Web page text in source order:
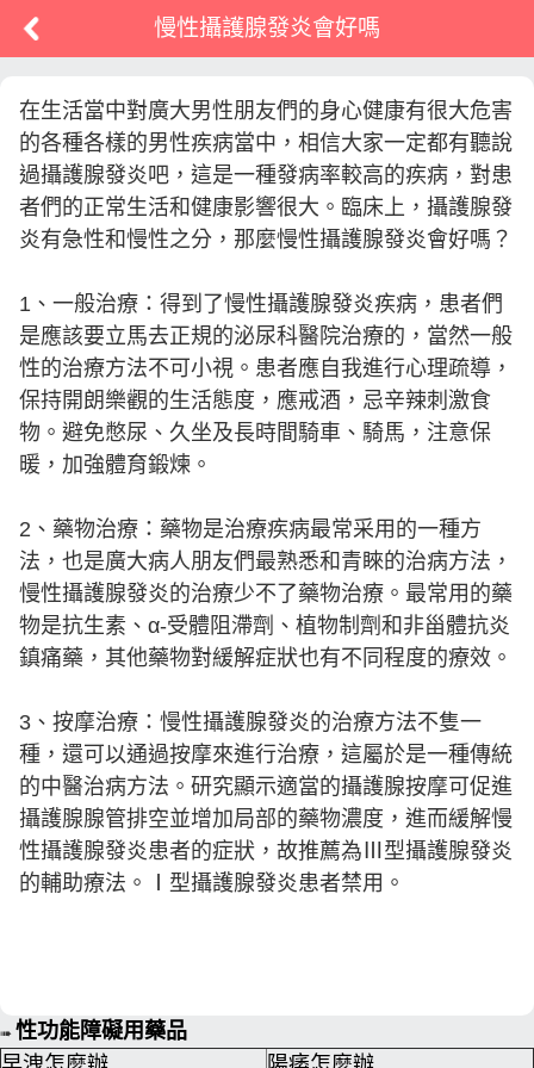
慢性攝護腺發炎會好嗎
在生活當中對廣大男性朋友們的身心健康有很大危害
的各種各樣的男性疾病當中，相信大家一定都有聽說
過攝護腺發炎吧，這是一種發病率較高的疾病，對患
者們的正常生活和健康影響很大。臨床上，攝護腺發
炎有急性和慢性之分，那麼慢性攝護腺發炎會好嗎？
1、一般治療：得到了慢性攝護腺發炎疾病，患者們
是應該要立馬去正規的泌尿科醫院治療的，當然一般
性的治療方法不可小視。患者應自我進行心理疏導，
保持開朗樂觀的生活態度，應戒酒，忌辛辣刺激食
物。避免憋尿、久坐及長時間騎車、騎馬，注意保
暖，加強體育鍛煉。
2、藥物治療：藥物是治療疾病最常采用的一種方
法，也是廣大病人朋友們最熟悉和青睞的治病方法，
慢性攝護腺發炎的治療少不了藥物治療。最常用的藥
物是抗生素、α-受體阻滯劑、植物制劑和非甾體抗炎
鎮痛藥，其他藥物對緩解症狀也有不同程度的療效。
3、按摩治療：慢性攝護腺發炎的治療方法不隻一
種，還可以通過按摩來進行治療，這屬於是一種傳統
的中醫治病方法。研究顯示適當的攝護腺按摩可促進
攝護腺腺管排空並增加局部的藥物濃度，進而緩解慢
性攝護腺發炎患者的症狀，故推薦為Ⅲ型攝護腺發炎
的輔助療法。Ⅰ型攝護腺發炎患者禁用。
➠ 性功能障礙用藥品